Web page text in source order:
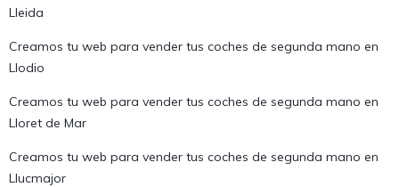
Lleida
Creamos tu web para vender tus coches de segunda mano en
Llodio
Creamos tu web para vender tus coches de segunda mano en
Lloret de Mar
Creamos tu web para vender tus coches de segunda mano en
Llucmajor